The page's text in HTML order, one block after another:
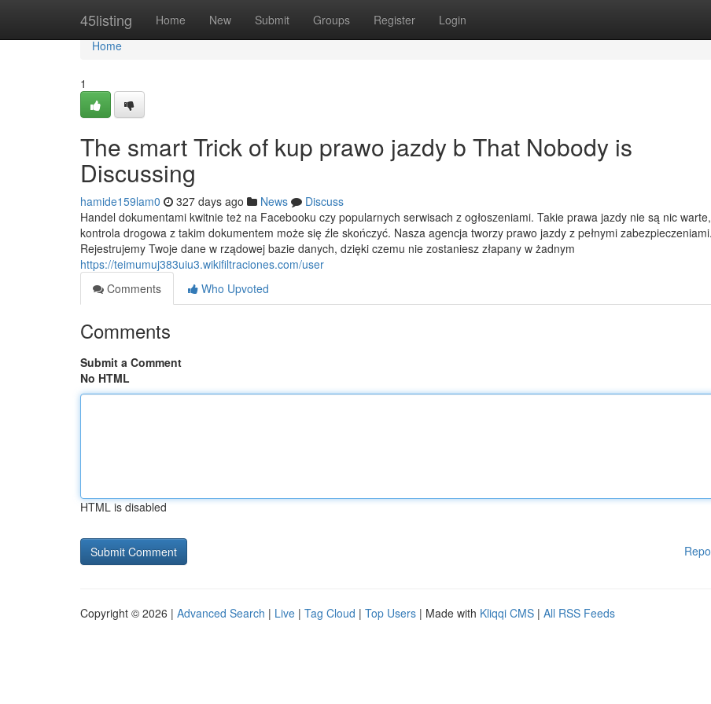
45listing Home New Submit Groups Register Login
Home
Home
1
The smart Trick of kup prawo jazdy b That Nobody is
Discussing
hamide159lam0 327 days ago News
Discuss
Handel dokumentami kwitnie też na Facebooku czy popularnych serwisach z ogłoszeniami. Takie prawa jazdy nie są nic
kontrola drogowa z takim dokumentem może się źle skończyć. Nasza agencja tworzy prawo jazdy z pełnymi zabezpieczeniami.
Rejestrujemy Twoje dane w rządowej bazie danych, dzięki czemu nie zostaniesz złapany w żadnym
https://teimumuj383uiu3.wikifiltraciones.com/user
Comments
Who Upvoted
Comments
Submit a Comment
No HTML
HTML is disabled
Copyright © 2026 | Advanced Search | Live | Tag Cloud | Top Users | Made with Kliqqi CMS | All RSS Feeds